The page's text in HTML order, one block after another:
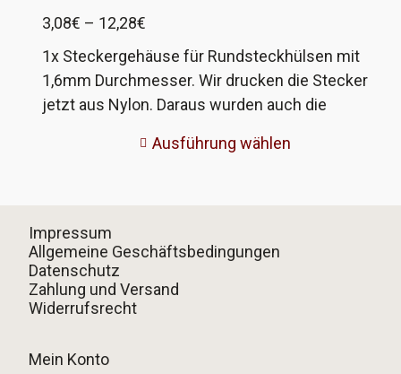
3,08€ – 12,28€
3,08€
12,28€
1x Steckergehäuse für Rundsteckhülsen mit
1,6mm Durchmesser. Wir drucken die Stecker
jetzt aus Nylon. Daraus wurden auch die
optionalen Crimpkontakte sind in Originalqualität
verbaut, im VW T3 zum Beispiel bei der
Verkabelung der elektrischen Spiegel, der
Zentralverriegelung und der Klimanalage. VW-
Vergleichsnummer 171 971 999 A, B, C und E.
Ausführung wählen
Impressum
Allgemeine Geschäftsbedingungen
Datenschutz
Zahlung und Versand
Widerrufsrecht
Mein Konto